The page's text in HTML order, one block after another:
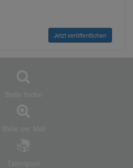
Jetzt veröffentlichen